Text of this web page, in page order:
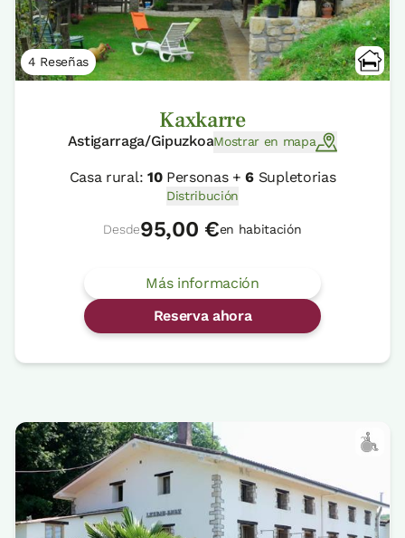
4 Reseñas
Kaxkarre
Astigarraga/GipuzkoaMostrar en mapa
Casa rural: 10Personas +6 Supletorias
Distribución
Desde95,00 €en habitación
Más información
Reserva ahora